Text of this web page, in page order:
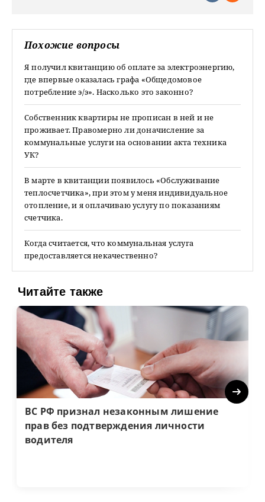
Похожие вопросы
Я получил квитанцию об оплате за электроэнергию,
где впервые оказалась графа «Общедомовое
потребление э/э». Насколько это законно?
Собственник квартиры не прописан в ней и не
проживает. Правомерно ли доначисление за
коммунальные услуги на основании акта техника
УК?
В марте в квитанции появилось «Обслуживание
теплосчетчика», при этом у меня индивидуальное
отопление, и я оплачиваю услугу по показаниям
счетчика.
Когда считается, что коммунальная услуга
предоставляется некачественно?
Читайте также
ВС РФ признал незаконным лишение
прав без подтверждения личности
водителя
Next